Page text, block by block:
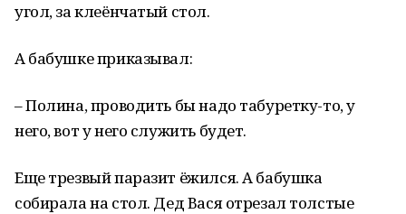
угол, за клеёнчатый стол.
А бабушке приказывал:
– Полина, проводить бы надо табуретку-то, у
него, вот у него служить будет.
Еще трезвый паразит ёжился. А бабушка
собирала на стол. Дед Вася отрезал толстые